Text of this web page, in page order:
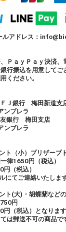
ルアドレス：
ＰａｙＰａｙ決済、
銀行振込を用意して
ください。
ＦＪ銀行 梅田新道支
ブレラ
友銀行 梅田支店
ブレラ
ト（小）プリザーブ
律1650円（税込）
（税込）
にてご連絡いたします
ト(大)・胡蝶蘭などの
円
（税込）となります
は郵送不可の商品で